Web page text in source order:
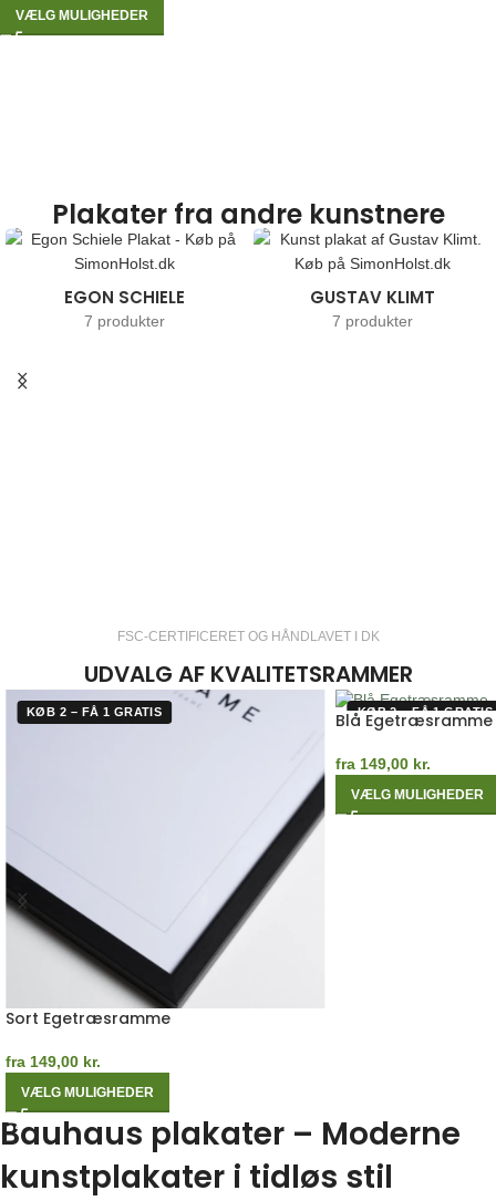
VÆLG MULIGHEDER
Plakater fra andre kunstnere
EGON SCHIELE
7 produkter
GUSTAV KLIMT
7 produkter
FSC-CERTIFICERET OG HÅNDLAVET I DK
UDVALG AF KVALITETSRAMMER
KØB 2 – FÅ 1 GRATIS
Sort Egetræsramme
fra 149,00 kr.
VÆLG MULIGHEDER
KØB 2 – FÅ 1 GRATIS
Blå Egetræsramme
fra 149,00 kr.
VÆLG MULIGHEDER
Bauhaus plakater – Moderne
kunstplakater i tidløs stil